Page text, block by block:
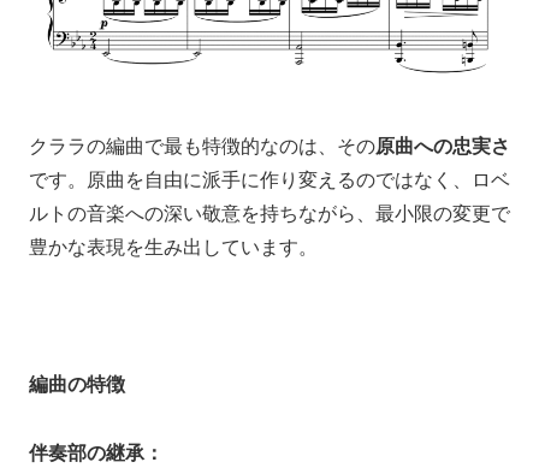
クララの編曲で最も特徴的なのは、その原曲への忠実さ
です。原曲を自由に派手に作り変えるのではなく、ロベ
ルトの音楽への深い敬意を持ちながら、最小限の変更で
豊かな表現を生み出しています。
編曲の特徴
伴奏部の継承：